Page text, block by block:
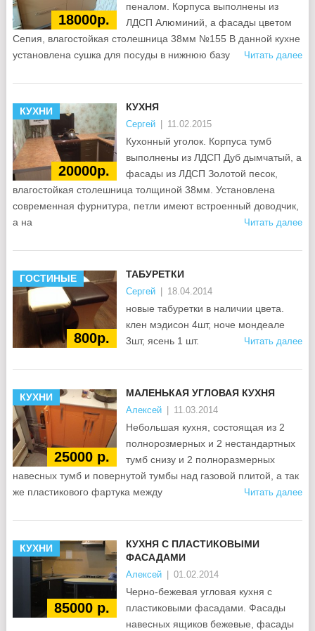
18000р.
пеналом. Корпуса выполнены из
ЛДСП Алюминий, а фасады цветом
Сепия, влагостойкая столешница 38мм №155 В данной кухне
установлена сушка для посуды в нижнюю базу
Читать далее
КУХНИ
20000р.
КУХНЯ
Сергей 11.02.2015
Кухонный уголок. Корпуса тумб
выполнены из ЛДСП Дуб дымчатый, а
фасады из ЛДСП Золотой песок,
влагостойкая столешница толщиной 38мм. Установлена
современная фурнитура, петли имеют встроенный доводчик,
а на
Читать далее
ГОСТИНЫЕ
800р.
ТАБУРЕТКИ
Сергей 18.04.2014
новые табуретки в наличии цвета.
клен мэдисон 4шт, ноче мондеале
3шт, ясень 1 шт.
Читать далее
КУХНИ
25000 р.
МАЛЕНЬКАЯ УГЛОВАЯ КУХНЯ
Алексей 11.03.2014
Небольшая кухня, состоящая из 2
полнорозмерных и 2 нестандартных
тумб снизу и 2 полноразмерных
навесных тумб и повернутой тумбы над газовой плитой, а так
же пластикового фартука между
Читать далее
КУХНИ
85000 р.
КУХНЯ С ПЛАСТИКОВЫМИ
ФАСАДАМИ
Алексей 01.02.2014
Черно-бежевая угловая кухня с
пластиковыми фасадами. Фасады
навесных ящиков бежевые, фасады